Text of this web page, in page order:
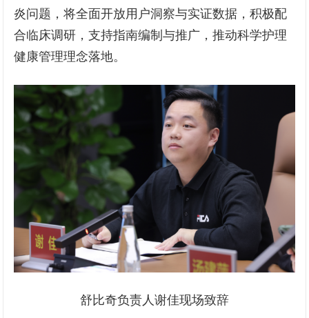
炎问题，将全面开放用户洞察与实证数据，积极配
合临床调研，支持指南编制与推广，推动科学护理
健康管理理念落地。
舒比奇负责人谢佳现场致辞